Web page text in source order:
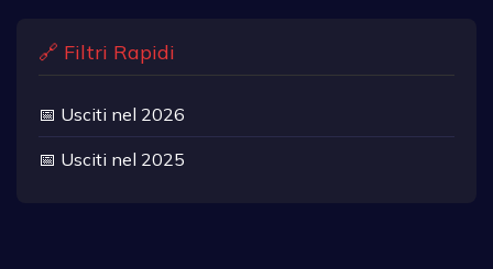
🔗 Filtri Rapidi
📅 Usciti nel 2026
📅 Usciti nel 2025